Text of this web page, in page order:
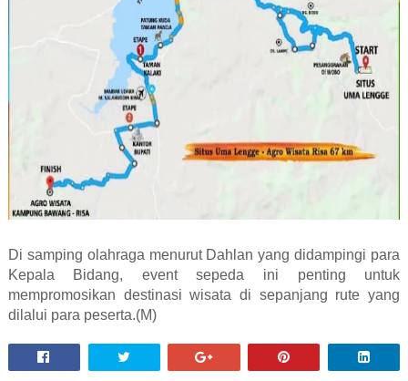
Di samping olahraga menurut Dahlan yang didampingi para
Kepala Bidang, event sepeda ini penting untuk
mempromosikan destinasi wisata di sepanjang rute yang
dilalui para peserta.(M)